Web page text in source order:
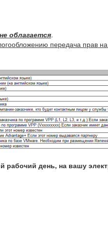
облагается.
передача прав
рабочий день, на вашу